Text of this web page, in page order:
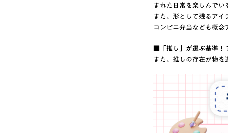
まれた日常を楽しんでい
また、形として残るアイ
コンビニ弁当なども概念
■「推し」が選ぶ基準
また、推しの存在が物を